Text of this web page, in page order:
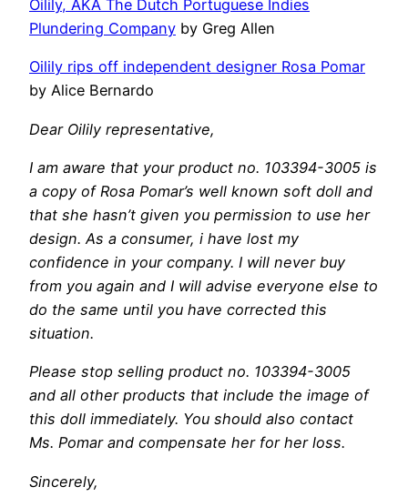
Oilily, AKA The Dutch Portuguese Indies
Plundering Company by Greg Allen
Oilily rips off independent designer Rosa Pomar
by Alice Bernardo
Dear Oilily representative,
I am aware that your product no. 103394-3005 is
a copy of Rosa Pomar’s well known soft doll and
that she hasn’t given you permission to use her
design. As a consumer, i have lost my
confidence in your company. I will never buy
from you again and I will advise everyone else to
do the same until you have corrected this
situation.
Please stop selling product no. 103394-3005
and all other products that include the image of
this doll immediately. You should also contact
Ms. Pomar and compensate her for her loss.
Sincerely,